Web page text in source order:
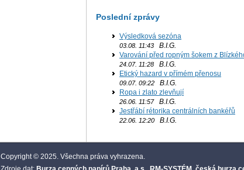
Poslední zprávy
Výsledková sezóna
03.08. 11:43 B.I.G.
Varování před ropným šokem z
24.07. 11:28 B.I.G.
Etický hazard v přímém přenosu
09.07. 09:22 B.I.G.
Ropa i zlato zlevňují
26.06. 11:57B.I.G.
Jestřábí rétorika centrálních bankéřů
22.06. 12:20 B.I.G.
Copyright © 2025. Všechna práva vyhrazena.